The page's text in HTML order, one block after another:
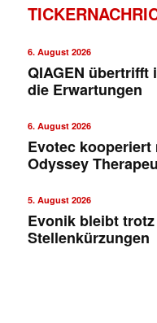
6. August 2026
QIAGEN übertrifft
die Erwartungen
6. August 2026
Evotec kooperiert
Odyssey
5. August 2026
Evonik bleibt
Stellenkürzungen